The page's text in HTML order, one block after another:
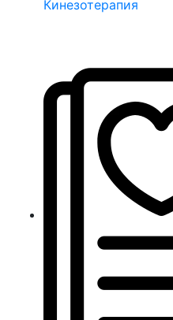
Кинезотерапия